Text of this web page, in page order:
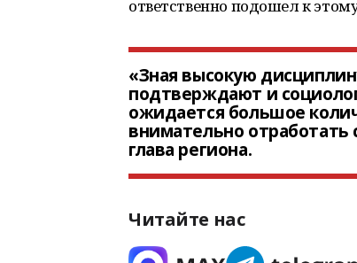
ответственно подошел к
«Зная высокую
подтверждают и
ожидается большое
внимательно
глава региона.
Читайте нас